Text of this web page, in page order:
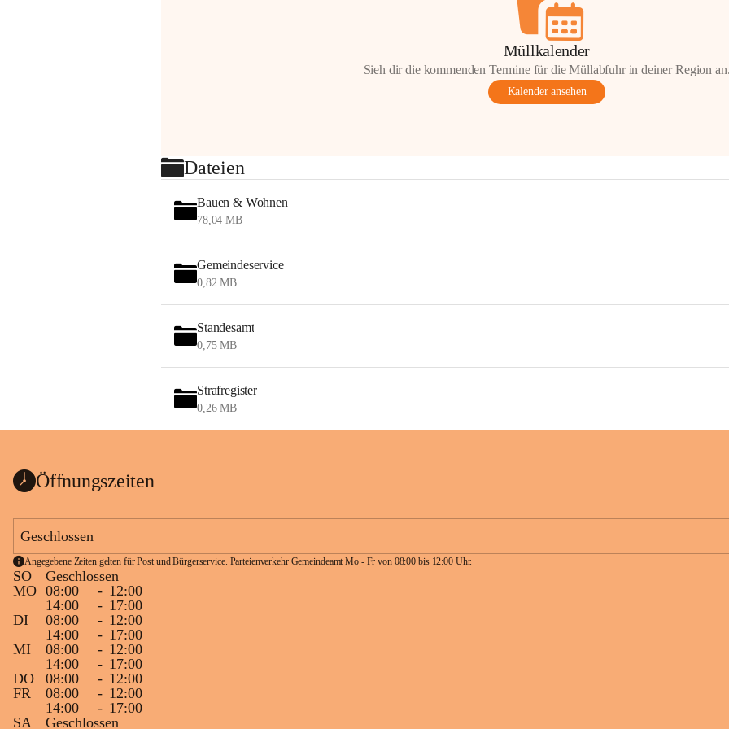
Müllkalender
Sieh dir die kommenden Termine für die Müllabfuhr in deiner Region
Kalender ansehen
Dateien
Bauen & Wohnen
78,04 MB
Gemeindeservice
0,82 MB
Standesamt
0,75 MB
Strafregister
0,26 MB
Öffnungszeiten
Geschlossen
Angegebene Zeiten gelten für Post und Bürgerservice. Parteienverkehr Gemeindeamt Mo - Fr von 08:00 bis 12:00 Uhr.
SO
Geschlossen
MO 08:00 - 12:00
14:00
- 17:00
DI
08:00 - 12:00
14:00
- 17:00
MI
08:00 - 12:00
14:00
- 17:00
DO
08:00 - 12:00
FR
08:00 - 12:00
14:00
- 17:00
SA
Geschlossen